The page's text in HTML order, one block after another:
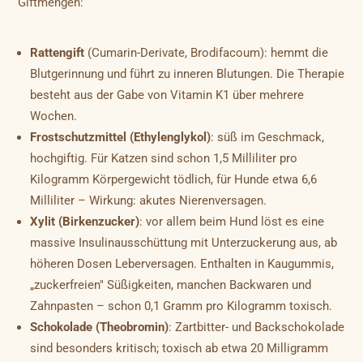
Rattengift (Cumarin-Derivate, Brodifacoum): hemmt die
Blutgerinnung und führt zu inneren Blutungen. Die Therapie
besteht aus der Gabe von Vitamin K1 über mehrere
Wochen.
Frostschutzmittel (Ethylenglykol): süß im Geschmack,
hochgiftig. Für Katzen sind schon 1,5 Milliliter pro
Kilogramm Körpergewicht tödlich, für Hunde etwa 6,6
Milliliter – Wirkung: akutes Nierenversagen.
Xylit (Birkenzucker): vor allem beim Hund löst es eine
massive Insulinausschüttung mit Unterzuckerung aus, ab
höheren Dosen Leberversagen. Enthalten in Kaugummis,
„zuckerfreien" Süßigkeiten, manchen Backwaren und
Zahnpasten – schon 0,1 Gramm pro Kilogramm toxisch.
Schokolade (Theobromin): Zartbitter- und Backschokolade
sind besonders kritisch; toxisch ab etwa 20 Milligramm